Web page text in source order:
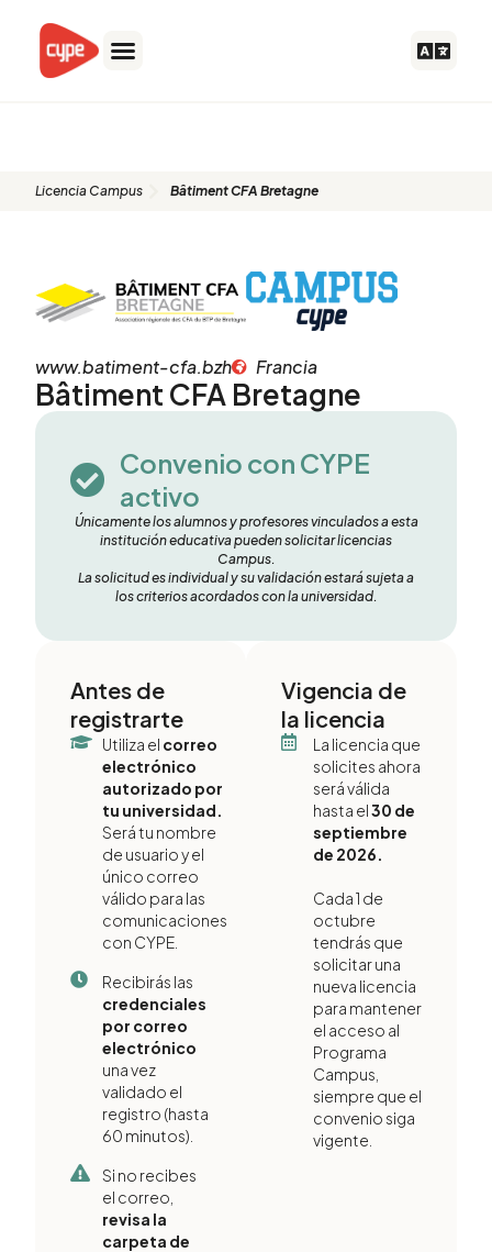
contenido
Licencia Campus Bâtiment CFA Bretagne
www.batiment-cfa.bzh Francia
Bâtiment CFA Bretagne
Convenio con CYPE
activo
Únicamente los alumnos y profesores vinculados a esta
institución educativa pueden solicitar licencias
Campus.
La solicitud es individual y su validación estará sujeta a
los criterios acordados con la universidad.
Antes de
registrarte
Utiliza el correo
electrónico
autorizado por
tu universidad.
Será tu nombre
de usuario y el
único correo
válido para las
comunicaciones
con CYPE.
Recibirás las
credenciales
por correo
electrónico
una vez
validado el
registro (hasta
60 minutos).
Si no recibes
el correo,
revisa la
carpeta de
Vigencia de
la licencia
La licencia que
solicites ahora
será válida
hasta el30 de
septiembre
de 2026.
Cada 1 de
octubre
tendrás que
solicitar una
nueva licencia
para mantener
el acceso al
Programa
Campus,
siempre que el
convenio siga
vigente.